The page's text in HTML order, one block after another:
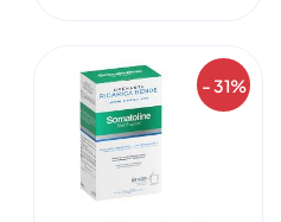
- 31%